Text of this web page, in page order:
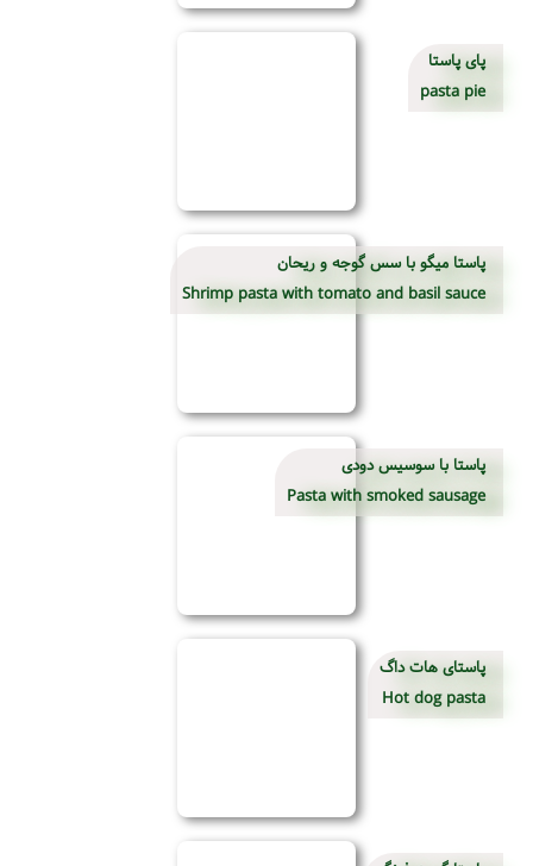
پای پاستا
pasta pie
پاستا میگو با سس گوجه و ریحان
Shrimp pasta with tomato and basil sauce
پاستا با سوسیس دودی
Pasta with smoked sausage
پاستای هات داگ
Hot dog pasta